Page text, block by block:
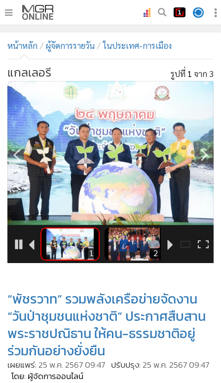
ทันเหตุการณ์
• ภาคใต้
• ภูมิภาค
Online Section
• บันเทิง
• ผู้จัดการรายวัน
• คอลัมนิสต์
• ละคร
• CbizReview
• Cyber BIZ
• ผู้จัดกวน
• Good health & Well-being
Green Innovation & SD
Management & HR
• การเมือง
• ท่องเที่ยว
• กีฬา
ต่างประเทศ
• Special Scoop
เศรษฐกิจ-ธุรกิจ
“พัชรวาท” รวมพลังเครือข่ายจัดงาน
“วันป่าชุมชนแห่งชาติ” ประกาศสืบสาน
พระราชปณิธาน ให้คน-ธรรมชาติอยู่
ร่วมกันอย่างยั่งยืน
เผยแพร่: 25 พ.ค. 2567 09:47 ปรับปรุง: 25 พ.ค. 2567 09:47
โดย: ผู้จัดการออนไลน์
หน้าหลัก ผู้จัดการรายวัน ในประเทศ-การเมือง
แกลเลอรี รูปที่ 1 จาก 3
1 2